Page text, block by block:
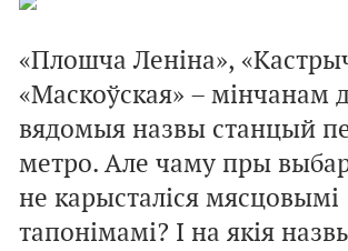
«Плошча Леніна»,
«Маскоўская» – мінчанам
вядомыя назвы станцый
метро. Але чаму пры
не карысталіся мясцовымі
тапонімамі? І на якія